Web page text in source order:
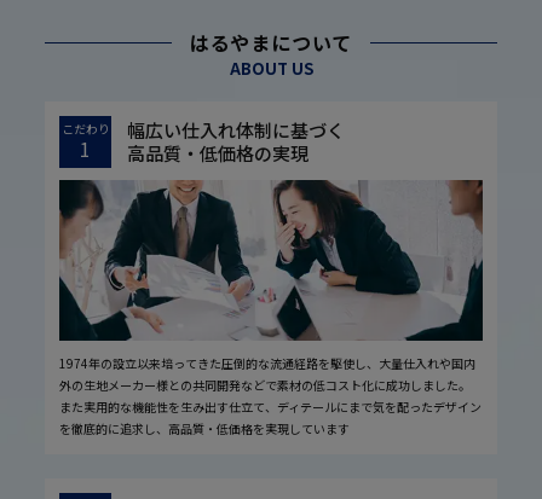
はるやまについて
ABOUT US
こだわり
1
幅広い仕入れ体制に基づく
高品質・低価格の実現
1974年の設立以来培ってきた圧倒的な流通経路を駆使し、大量仕入れや国内
外の生地メーカー様との共同開発などで素材の低コスト化に成功しました。
また実用的な機能性を生み出す仕立て、ディテールにまで気を配ったデザイン
を徹底的に追求し、高品質・低価格を実現しています